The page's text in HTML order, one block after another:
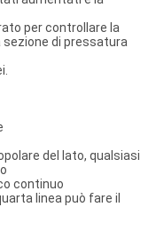
per controllare la
sezione di pressatura
del lato, qualsiasi
continuo
linea può fare il